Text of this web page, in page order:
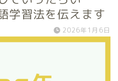
学習法を伝えます
2026年1月6日